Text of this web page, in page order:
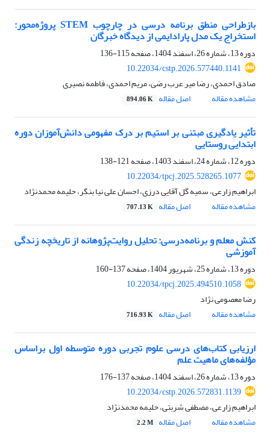
بازطراحی منطق برنامه درسی در چارچوب STEM پروژه‌محور:
استخراج یک مدل پارادایمی از دیدگاه خبرگان
دوره 13، شماره 26، اسفند 1404، صفحه
115-136
10.22034/cstp.2026.577440.1141
صادق احمدی، رضا میر عرب رضی، مریم احمدی، فاطمه نصیری
مشاهده مقاله
اصل مقاله 894.06 K
تأثیر یادگیری مبتنی بر استیم بر درک مفهومی دانش‌آموزان دوره
ابتدایی روستایی
دوره 12، شماره 24، اسفند 1403، صفحه
121-138
10.22034/tpcj.2025.528265.1077
ابراهیم زارعی، سمیه گل آقایی درزی، احسان علی نیا بنگر، حلیمه محمدنژاد
مشاهده مقاله
اصل مقاله 707.13 K
کنش معلم و برنامه‌درسی: تحلیل روایت‌پژوهانه از تاریخچه زندگی
آموزشی
دوره 13، شماره 25، شهریور 1404، صفحه
137-160
10.22034/tpcj.2025.494510.1058
رضا معصومی نژاد
مشاهده مقاله
اصل مقاله 716.93 K
ارزیابی کتاب‌های درسی علوم تجربی دوره متوسطه اول براساس
مؤلفه‌های ماهیت علم
دوره 13، شماره 26، اسفند 1404، صفحه
137-176
10.22034/cstp.2026.572831.1139
ابراهیم زارعی، مصطفی شربتی، حلیمه محمدنژاد
مشاهده مقاله
اصل مقاله 2.2 M